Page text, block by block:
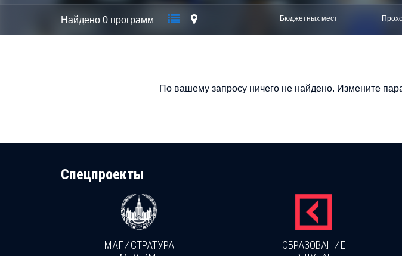
Найдено 0 программ Бюджетных мест
По вашему запросу ничего не найдено. Измените
Cпецпроекты
МАГИСТРАТУРА
ОБРАЗОВАНИЕ